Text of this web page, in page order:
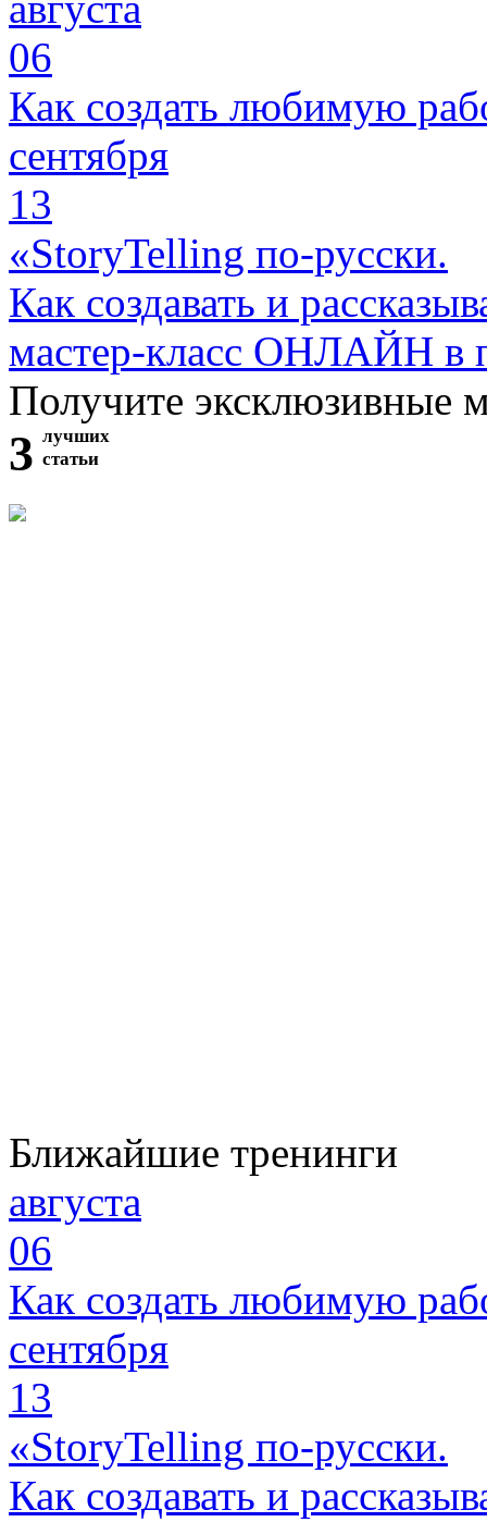
06
Как создать любимую
сентября
13
«StoryTelling по-русски.
Как создавать и
мастер-класс ОНЛАЙН в
Получите эксклюзивные
3 лучших
статьи
Ближайшие тренинги
августа
06
Как создать любимую
сентября
13
«StoryTelling по-русски.
Как создавать и